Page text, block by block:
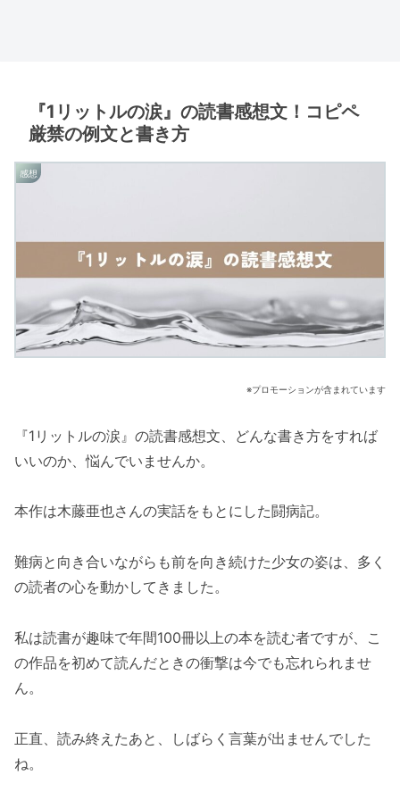
『1リットルの涙』の読書感想文！コピペ
厳禁の例文と書き方
感想
※プロモーションが含まれています
『1リットルの涙』の読書感想文、どんな書き方をすれば
いいのか、悩んでいませんか。
本作は木藤亜也さんの実話をもとにした闘病記。
難病と向き合いながらも前を向き続けた少女の姿は、多く
の読者の心を動かしてきました。
私は読書が趣味で年間100冊以上の本を読む者ですが、こ
の作品を初めて読んだときの衝撃は今でも忘れられませ
ん。
正直、読み終えたあと、しばらく言葉が出ませんでした
ね。